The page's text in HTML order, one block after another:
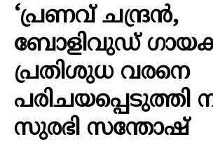
‘പ്രണവ് ചന്ദ്രന്‍,
ബോളിവുഡ്
പ്രതിശുധ വരനെ
പരിചയപ്പെടുത്തി
സുരഭി സന്തോഷ്‌